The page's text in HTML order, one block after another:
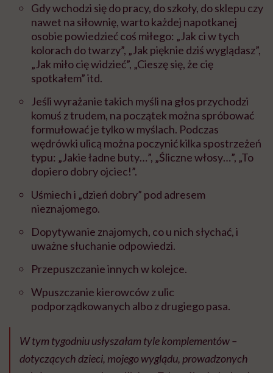
Gdy wchodzi się do pracy, do szkoły, do sklepu czy
nawet na siłownię, warto każdej napotkanej
osobie powiedzieć coś miłego: „Jak ci w tych
kolorach do twarzy”, „Jak pięknie dziś wyglądasz”,
„Jak miło cię widzieć”, „Cieszę się, że cię
spotkałem” itd.
Jeśli wyrażanie takich myśli na głos przychodzi
komuś z trudem, na początek można spróbować
formułować je tylko w myślach. Podczas
wędrówki ulicą można poczynić kilka spostrzeżeń
typu: „Jakie ładne buty…”, „Śliczne włosy…”, „To
dopiero dobry ojciec!”.
Uśmiech i „dzień dobry” pod adresem
nieznajomego.
Dopytywanie znajomych, co u nich słychać, i
uważne słuchanie odpowiedzi.
Przepuszczanie innych w kolejce.
Wpuszczanie kierowców z ulic
podporządkowanych albo z drugiego pasa.
W tym tygodniu usłyszałam tyle komplementów –
dotyczących dzieci, mojego wyglądu, prowadzonych